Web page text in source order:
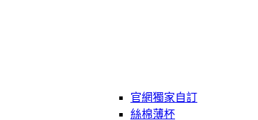
官網獨家自訂
絲棉薄杯